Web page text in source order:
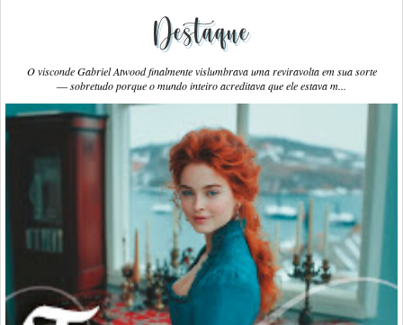
Destaque
O visconde Gabriel Atwood finalmente vislumbrava uma reviravolta em sua sorte
― sobretudo porque o mundo inteiro acreditava que ele estava m...